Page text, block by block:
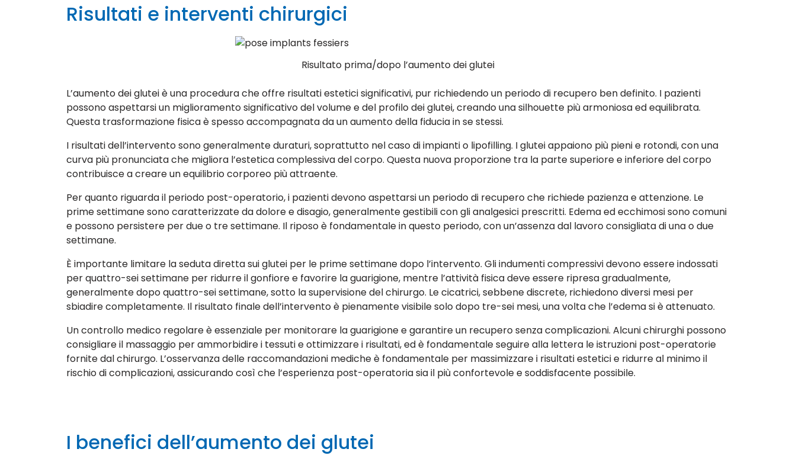
Risultati e interventi chirurgici
Risultato prima/dopo l’aumento dei glutei
L’aumento dei glutei è una procedura che offre risultati estetici significativi, pur richiedendo un periodo di recupero ben definito. I pazienti
possono aspettarsi un miglioramento significativo del volume e del profilo dei glutei, creando una silhouette più armoniosa ed equilibrata.
Questa trasformazione fisica è spesso accompagnata da un aumento della fiducia in se stessi.
I risultati dell’intervento sono generalmente duraturi, soprattutto nel caso di impianti o lipofilling. I glutei appaiono più pieni e rotondi, con una
curva più pronunciata che migliora l’estetica complessiva del corpo. Questa nuova proporzione tra la parte superiore e inferiore del corpo
contribuisce a creare un equilibrio corporeo più attraente.
Per quanto riguarda il periodo post-operatorio, i pazienti devono aspettarsi un periodo di recupero che richiede pazienza e attenzione. Le
prime settimane sono caratterizzate da dolore e disagio, generalmente gestibili con gli analgesici prescritti. Edema ed ecchimosi sono comuni
e possono persistere per due o tre settimane. Il riposo è fondamentale in questo periodo, con un’assenza dal lavoro consigliata di una o due
settimane.
È importante limitare la seduta diretta sui glutei per le prime settimane dopo l’intervento. Gli indumenti compressivi devono essere indossati
per quattro-sei settimane per ridurre il gonfiore e favorire la guarigione, mentre l’attività fisica deve essere ripresa gradualmente,
generalmente dopo quattro-sei settimane, sotto la supervisione del chirurgo. Le cicatrici, sebbene discrete, richiedono diversi mesi per
sbiadire completamente. Il risultato finale dell’intervento è pienamente visibile solo dopo tre-sei mesi, una volta che l’edema si è attenuato.
Un controllo medico regolare è essenziale per monitorare la guarigione e garantire un recupero senza complicazioni. Alcuni chirurghi possono
consigliare il massaggio per ammorbidire i tessuti e ottimizzare i risultati, ed è fondamentale seguire alla lettera le istruzioni post-operatorie
fornite dal chirurgo. L’osservanza delle raccomandazioni mediche è fondamentale per massimizzare i risultati estetici e ridurre al minimo il
rischio di complicazioni, assicurando così che l’esperienza post-operatoria sia il più confortevole e soddisfacente possibile.
I benefici dell’aumento dei glutei